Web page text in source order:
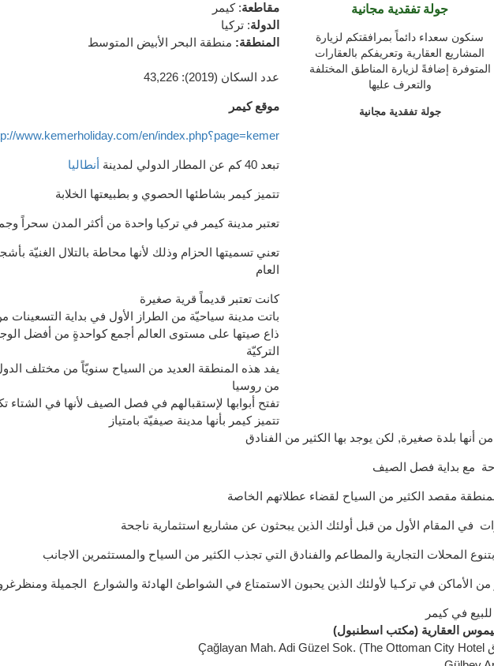
مقاطعة:كيمر
الدولة: تركيا
المنطقة: منطقة البحر الأبيض المتوسط
عدد السكان (
2019):
43,226
موقع كيمر
http://www.kemerholiday.com/en/index.php؟page=kemer
تبعد 40 كم عن المطار الدولي لمدينة أنطاليا
تتميز كيمر بشاطئها الحصوي و بطبيعتها الخلابة
تعتبر مدينة كيمر في تركيا واحدة من أكثر المدن سحراً
تعني تسميتها الحزام وذلك لأنها محاطة بالتلال الغنيّة
العام
كانت تعتبر قديماً قرية صغيرة
باتت مدينة سياحيّة من الطراز الأول في بداية التسعينات
ذاع صيتها على مستوى العالم أجمع كواحدةٍ من أفضل
التركيّة
يفد هذه المنطقة العديد من السياح سنويّاً من مختلف
من روسيا
تفتح أبوابها لإستقبالهم في فصل الصيف لأنها في
تتميز كيمر بأنها مدينة صيفيّة بامتياز
من أنها بلدة صغيرة, لكن يوجد بها الكثير من الفنادق
مع بداية فصل الصيف
مقصد الكثير من السياح لقضاء عطلاتهم الخاصة
في المقام الأول من قبل أولئك الذين يبحثون عن مشاريع استثمارية ناجحة
المحلات التجارية والمطاعم والفنادق التي تجذب الكثير من السياح والمستثمرين الاجانب
من الأماكن في تركـيا لأولئك الذين يحبون الاستمتاع في الشواطئ الهادئة والشوارع الجميلة ومنظر
في كيمر
العقارية (مكتب اسطنبول
جولة تفقدية مجانية
سنكون سعداء دائماً بمرافقتكم لزيارة
المشاريع العقارية وتعريفكم بالعقارات
المتوفرة إضافةً لزيارة المناطق المختلفة
والتعرف عليها
جولة تفقدية مجانية